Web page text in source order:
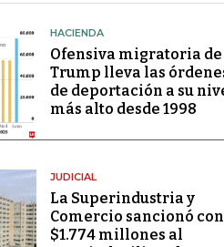
HACIENDA
Ofensiva migratoria de
Trump lleva las
de deportación a su
más alto desde 1998
JUDICIAL
La Superindustria y
Comercio sancionó con
$1.774 millones al